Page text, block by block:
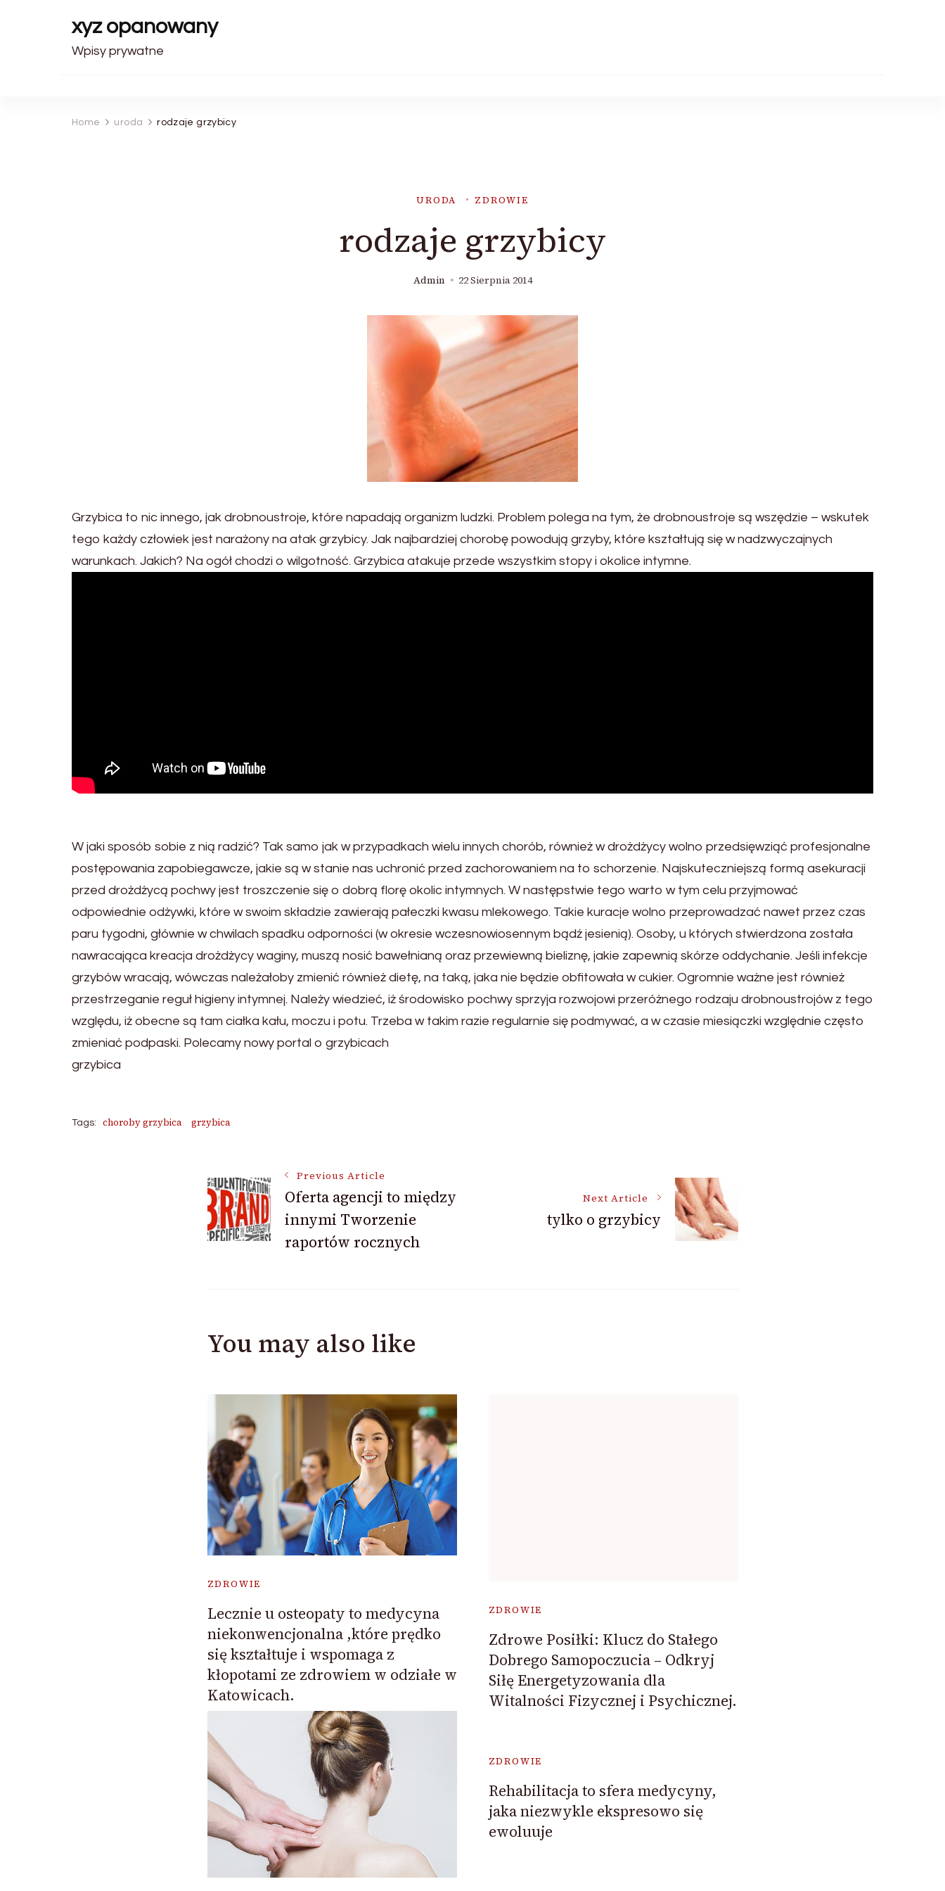
xyz opanowany
Wpisy prywatne
Home uroda rodzaje grzybicy
URODA ZDROWIE
rodzaje grzybicy
Admin 22 Sierpnia 2014
Grzybica to nic innego, jak drobnoustroje, które napadają organizm ludzki. Problem polega na tym, że drobnoustroje są wszędzie – wskutek
tego każdy człowiek jest narażony na atak grzybicy. Jak najbardziej chorobę powodują grzyby, które kształtują się w nadzwyczajnych
warunkach. Jakich? Na ogół chodzi o wilgotność. Grzybica atakuje przede wszystkim stopy i okolice intymne.
W jaki sposób sobie z nią radzić? Tak samo jak w przypadkach wielu innych chorób, również w drożdżycy wolno przedsięwziąć profesjonalne
postępowania zapobiegawcze, jakie są w stanie nas uchronić przed zachorowaniem na to schorzenie. Najskuteczniejszą formą asekuracji
przed drożdżycą pochwy jest troszczenie się o dobrą florę okolic intymnych. W następstwie tego warto w tym celu przyjmować
odpowiednie odżywki, które w swoim składzie zawierają pałeczki kwasu mlekowego. Takie kuracje wolno przeprowadzać nawet przez czas
paru tygodni, głównie w chwilach spadku odporności (w okresie wczesnowiosennym bądź jesienią). Osoby, u których stwierdzona została
nawracająca kreacja drożdżycy waginy, muszą nosić bawełnianą oraz przewiewną bieliznę, jakie zapewnią skórze oddychanie. Jeśli infekcje
grzybów wracają, wówczas należałoby zmienić również dietę, na taką, jaka nie będzie obfitowała w cukier. Ogromnie ważne jest również
przestrzeganie reguł higieny intymnej. Należy wiedzieć, iż środowisko pochwy sprzyja rozwojowi przeróżnego rodzaju drobnoustrojów z tego
względu, iż obecne są tam ciałka kału, moczu i potu. Trzeba w takim razie regularnie się podmywać, a w czasie miesiączki względnie często
zmieniać podpaski. Polecamy nowy portal o grzybicach
grzybica
Tags: choroby grzybica grzybica
Post
Navigation
Previous Article
Oferta agencji to między
innymi Tworzenie
raportów rocznych
Next Article
tylko o grzybicy
You may also like
ZDROWIE
Lecznie u osteopaty to medycyna
niekonwencjonalna ,które prędko
się kształtuje i wspomaga z
kłopotami ze zdrowiem w odziałe w
Katowicach.
ZDROWIE
Zdrowe Posiłki: Klucz do Stałego
Dobrego Samopoczucia – Odkryj
Siłę Energetyzowania dla
Witalności Fizycznej i Psychicznej.
ZDROWIE
Rehabilitacja to sfera medycyny,
jaka niezwykle ekspresowo się
ewoluuje